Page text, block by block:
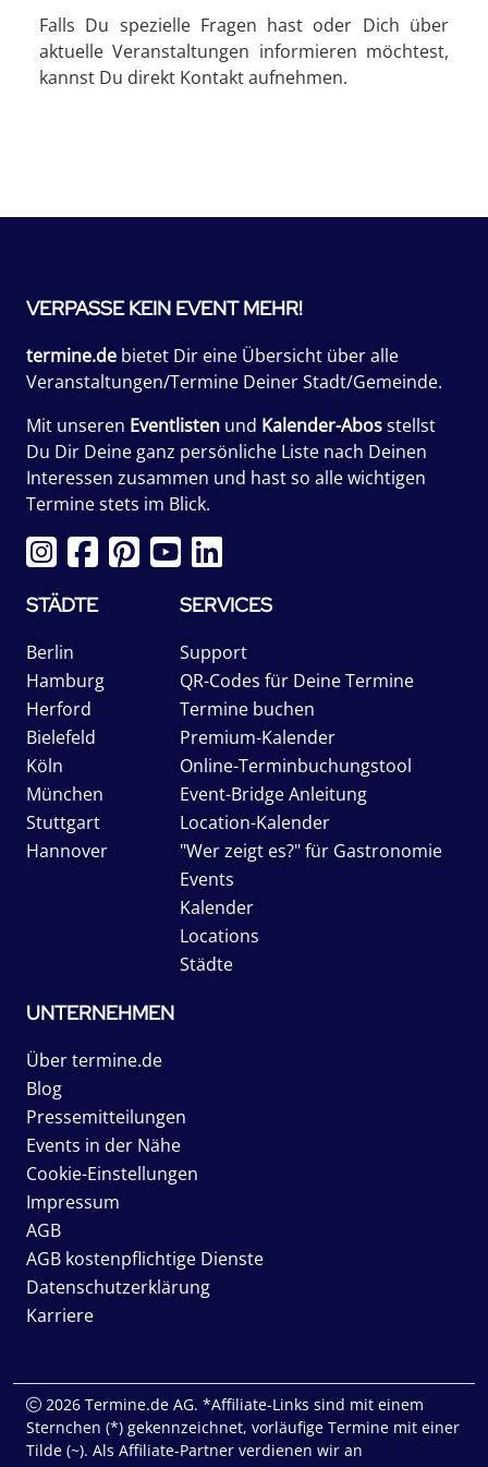
Falls Du spezielle Fragen hast oder Dich über
aktuelle Veranstaltungen informieren möchtest,
kannst Du direkt Kontakt aufnehmen.
VERPASSE KEIN EVENT MEHR!
termine.de bietet Dir eine Übersicht über alle
Veranstaltungen/Termine Deiner Stadt/Gemeinde.
Mit unseren Eventlisten und Kalender-Abosstellst
Du Dir Deine ganz persönliche Liste nach Deinen
Interessen zusammen und hast so alle wichtigen
Termine stets im Blick.
STÄDTE
Berlin
Hamburg
Herford
Bielefeld
Köln
München
Stuttgart
Hannover
SERVICES
Support
QR-Codes für Deine Termine
Termine buchen
Premium-Kalender
Online-Terminbuchungstool
Event-Bridge Anleitung
Location-Kalender
"Wer zeigt es?" für Gastronomie
Events
Kalender
Locations
Städte
UNTERNEHMEN
Über termine.de
Blog
Pressemitteilungen
Events in der Nähe
Cookie-Einstellungen
Impressum
AGB
AGB kostenpflichtige Dienste
Datenschutzerklärung
Karriere
2026 Termine.de AG. *Affiliate-Links sind mit einem
Sternchen (*) gekennzeichnet, vorläufige Termine mit einer
Tilde (~). Als Affiliate-Partner verdienen wir an